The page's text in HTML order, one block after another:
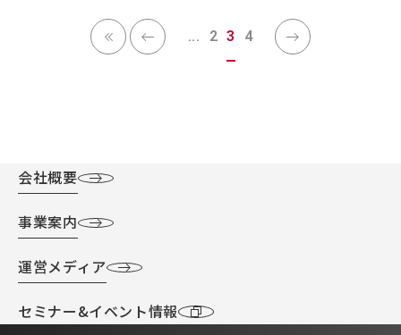
... 2 3 4
会社概要
事業案内
運営メディア
セミナー&イベント情報